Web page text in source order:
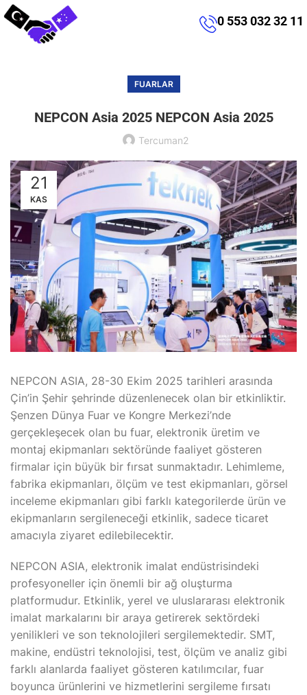
0 553 032 32 11
FUARLAR
NEPCON Asia 2025 NEPCON Asia 2025
Tercuman2
21
KAS
NEPCON ASIA, 28-30 Ekim 2025 tarihleri arasında
Çin’in Şehir şehrinde düzenlenecek olan bir etkinliktir.
Şenzen Dünya Fuar ve Kongre Merkezi’nde
gerçekleşecek olan bu fuar, elektronik üretim ve
montaj ekipmanları sektöründe faaliyet gösteren
firmalar için büyük bir fırsat sunmaktadır. Lehimleme,
fabrika ekipmanları, ölçüm ve test ekipmanları, görsel
inceleme ekipmanları gibi farklı kategorilerde ürün ve
ekipmanların sergileneceği etkinlik, sadece ticaret
amacıyla ziyaret edilebilecektir.
NEPCON ASIA, elektronik imalat endüstrisindeki
profesyoneller için önemli bir ağ oluşturma
platformudur. Etkinlik, yerel ve uluslararası elektronik
imalat markalarını bir araya getirerek sektördeki
yenilikleri ve son teknolojileri sergilemektedir. SMT,
makine, endüstri teknolojisi, test, ölçüm ve analiz gibi
farklı alanlarda faaliyet gösteren katılımcılar, fuar
boyunca ürünlerini ve hizmetlerini sergileme fırsatı